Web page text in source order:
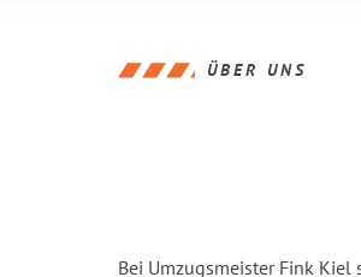
ÜBER UNS
Bei Umzugsmeister Fink